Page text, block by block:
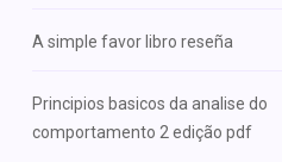
A simple favor libro reseña
Principios basicos da analise do
comportamento 2 edição pdf